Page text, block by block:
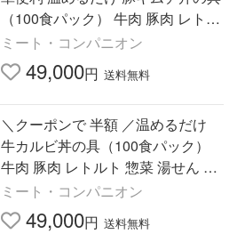
（100食パック） 牛肉 豚肉 レトル
ト 惣菜 湯せん レンジOK 冷凍 業
務用 食品 おかず お弁当
ミート・コンパニオン
49,000円 送料無料
＼クーポンで 半額 ／温めるだけ
牛カルビ丼の具（100食パック）
牛肉 豚肉 レトルト 惣菜 湯せん レ
ンジOK 冷凍 食品 おかず お弁当
冷凍 食材
ミート・コンパニオン
49,000円 送料無料